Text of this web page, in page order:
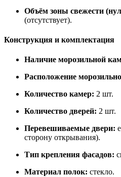
Объём зоны свежести
(отсутствует).
Конструкция и комплектация
Наличие морозильной
Расположение
Количество камер: 2 шт.
Количество дверей: 2 шт.
Перевешиваемые двери:
сторону открывания).
Тип крепления фасадов:
Материал полок: стекло.